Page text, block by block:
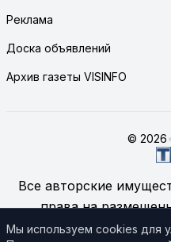
Реклама
Доска объявлений
Архив газеты VISINFO
© 2026•
Все авторские
права на
информацию
Мы используем cookies для